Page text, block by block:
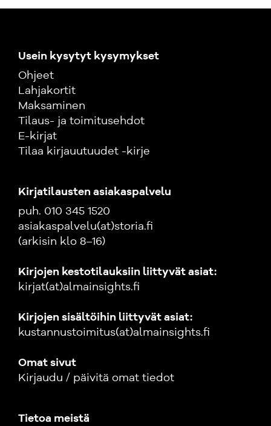
Usein kysytyt kysymykset
Ohjeet
Lahjakortit
Maksaminen
Tilaus- ja toimitusehdot
E-kirjat
Tilaa kirjauutuudet -kirje
Kirjatilausten asiakaspalvelu
puh. 010 345 1520
asiakaspalvelu(at)storia.fi
(arkisin klo 8–16)
Kirjojen kestotilauksiin liittyvät asiat:
kirjat(at)almainsights.fi
Kirjojen sisältöihin liittyvät asiat:
kustannustoimitus(at)almainsights.fi
Omat sivut
Kirjaudu / päivitä omat tiedot
Tietoa meistä